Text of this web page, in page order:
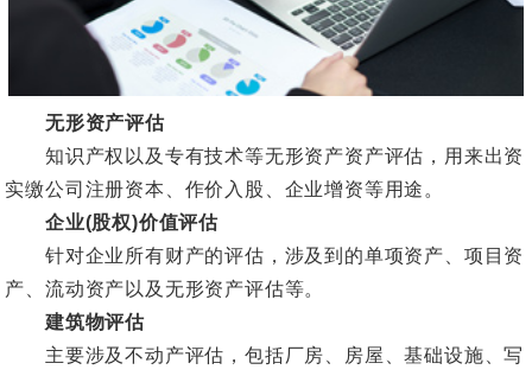
无形资产评估
知识产权以及专有技术等无形资产资产评估，用来出资
实缴公司注册资本、作价入股、企业增资等用途。
企业(股权)价值评估
针对企业所有财产的评估，涉及到的单项资产、项目资
产、流动资产以及无形资产评估等。
建筑物评估
主要涉及不动产评估，包括厂房、房屋、基础设施、写